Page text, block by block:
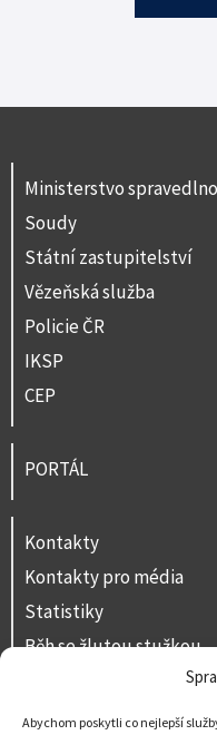
Abychom poskytli co nejlepší
Ministerstvo
Soudy
Státní zastupitelství
Vězeňská služba
Policie ČR
IKSP
CEP
PORTÁL
Kontakty
Kontakty pro média
Statistiky
Běh se žlutou stužkou
Prohlášení o